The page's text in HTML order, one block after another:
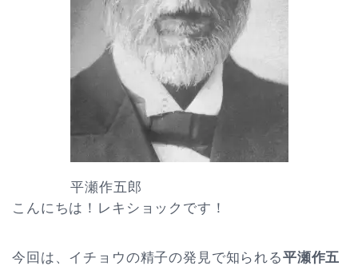
平瀬作五郎
こんにちは！レキショックです！
今回は、イチョウの精子の発見で知られる平瀬作五